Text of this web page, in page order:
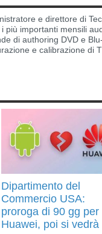
e direttore di
più importanti mensili
di authoring DVD e
e calibrazione di
Dipartimento del
Commercio USA:
proroga di 90 gg per
Huawei, poi si vedrà